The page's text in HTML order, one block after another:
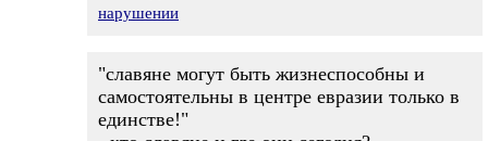
нарушении
"славяне могут быть жизнеспособны и
самостоятельны в центре евразии только в
единстве!"